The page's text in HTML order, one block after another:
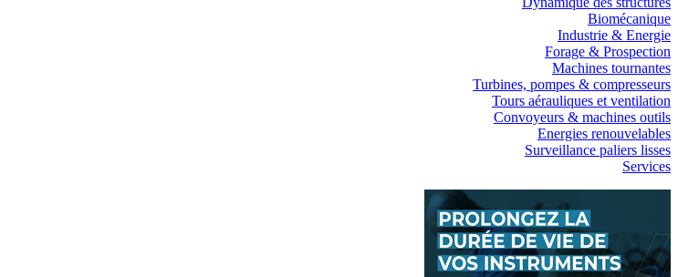
Biomécanique
Industrie & Energie
Forage & Prospection
Machines tournantes
Turbines, pompes & compresseurs
Tours aérauliques et ventilation
Convoyeurs & machines outils
Energies renouvelables
Surveillance paliers lisses
Services